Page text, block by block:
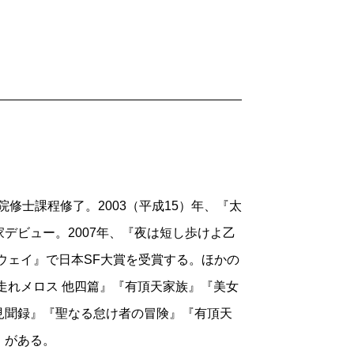
ってらっしゃるお話はありますか？
修士課程修了。2003（平成15）年、『太
ビュー。2007年、『夜は短し歩けよ乙
ェイ』で日本SF大賞を受賞する。ほかの
れメロス 他四篇』『有頂天家族』『美女
録』『聖なる怠け者の冒険』『有頂天
ある。